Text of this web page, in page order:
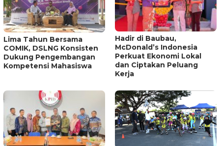
Lima Tahun Bersama
COMIK, DSLNG Konsisten
Dukung Pengembangan
Kompetensi Mahasiswa
Hadir di Baubau,
McDonald’s Indonesia
Perkuat Ekonomi Lokal
dan Ciptakan Peluang
Kerja